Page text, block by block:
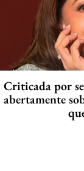
Criticada por
abertamente